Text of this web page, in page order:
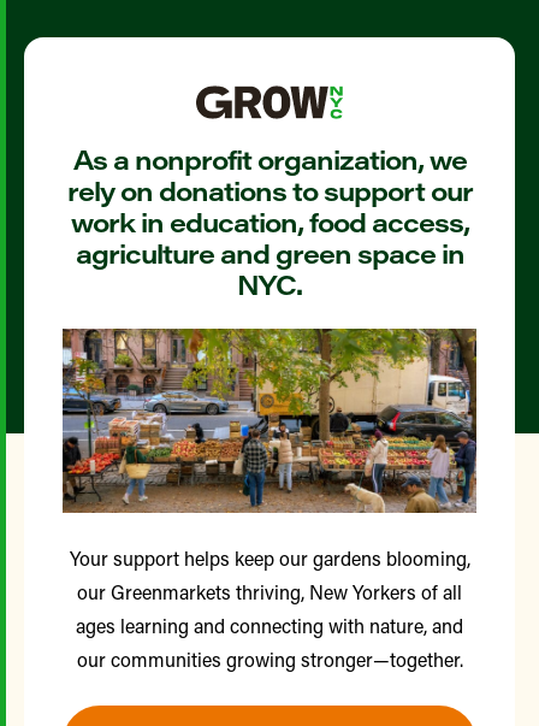
As a nonprofit organization, we
rely on donations to support our
work in education, food access,
agriculture and green space in
NYC.
Your support helps keep our gardens blooming,
our Greenmarkets thriving, New Yorkers of all
ages learning and connecting with nature, and
our communities growing stronger—together.